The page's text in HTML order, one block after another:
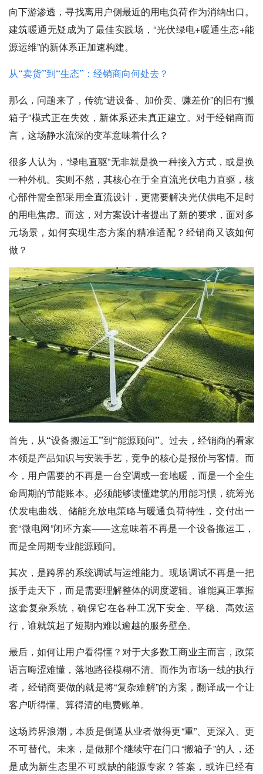
向下游渗透，寻找离用户侧最近的用电负荷作为消纳出口。
建筑暖通无疑成为了最佳实践场，“光伏绿电+暖通生态+能
源运维”的新体系正加速构建。
从“卖货”到“生态”：经销商向何处去？
那么，问题来了，传统“进设备、加价卖、赚差价”的旧有“搬
箱子”模式正在失效，新体系还未真正建立。对于经销商而
言，这场静水流深的变革意味着什么？
很多人认为，“绿电直驱”无非就是换一种接入方式，或是换
一种外机。实则不然，其核心在于全直流光伏电力直驱，核
心部件需全部采用全直流设计，更需要解决光伏供电不足时
的用电焦虑。而这，对方案设计者提出了新的要求，面对多
元场景，如何实现生态方案的精准适配？经销商又该如何
做？
首先，从“设备搬运工”到“能源顾问”。过去，经销商的看家
本领是产品知识与安装手艺，竞争的核心是报价与客情。而
今，用户需要的不再是一台空调或一套地暖，而是一个全生
命周期的节能账本。必须能够读懂建筑的用能习惯，统筹光
伏发电曲线、储能充放电策略与暖通负荷特性，交付出一
套“微电网”闭环方案——这意味着不再是一个设备搬运工，
而是全周期专业能源顾问。
其次，是跨界的系统调试与运维能力。现场调试不再是一把
扳手走天下，而是需要理解整体的调度逻辑。谁能真正掌握
这套复杂系统，确保它在各种工况下安全、平稳、高效运
行，谁就筑起了短期内难以逾越的服务壁垒。
最后，如何让用户看得懂？对于大多数工商业主而言，政策
语言晦涩难懂，落地路径模糊不清。而作为市场一线的执行
者，经销商要做的就是将“复杂难解”的方案，翻译成一个让
客户听得懂、算得清的电费账单。
这场跨界浪潮，本质是倒逼从业者做得更“重”、更深入、更
不可替代。未来，是做那个继续守在门口“搬箱子”的人，还
是成为新生态里不可或缺的能源专家？答案，或许已经有